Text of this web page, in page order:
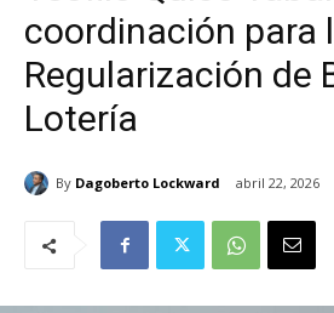
coordinación para
Regularización de
Lotería
By Dagoberto Lockward abril 22, 2026